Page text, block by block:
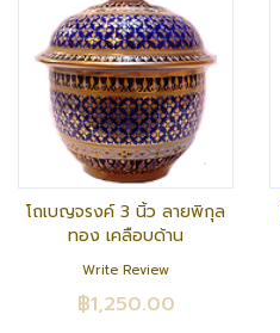
โถเบญจรงค์ 3 นิ้ว ลายพิกุล
ทอง เคลือบด้าน
Write Review
฿1,250.00